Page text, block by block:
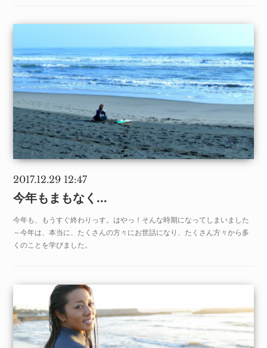
2017.12.29 12:47
今年もまもなく...
今年も、もうすぐ終わりっす。はやっ！そんな時期になってしまいました
～今年は、本当に、たくさんの方々にお世話になり、たくさん方々から多
くのことを学びました。